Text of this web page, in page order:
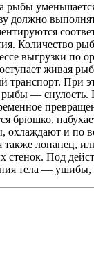
рыбы
должно
Количество
выгрузки по
живая
При
— снулость.
брюшко,
охлаждают и по
лопанец,
Под
тела — ушибы,